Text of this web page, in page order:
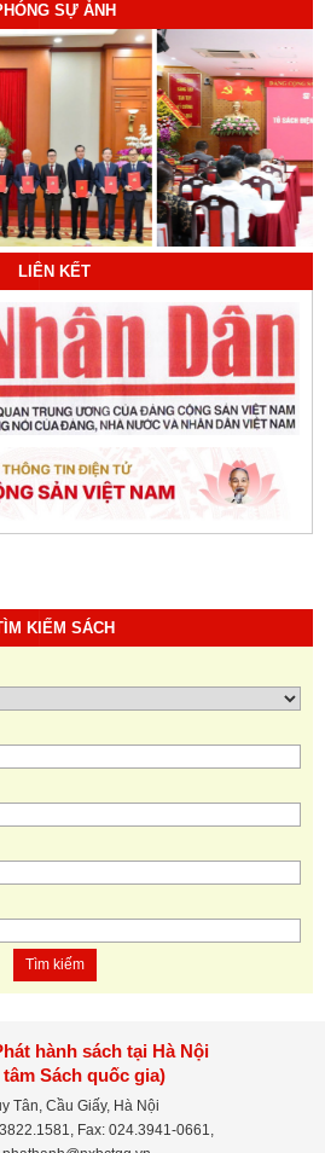
PGS.TS. Trần Quốc Tỏ (Chủ
Hồ Chí Minh: Dấu ấn lịch sử qua
ngữ Việt - Anh). Tác giả: Tập
trên biển - Bản hùng ca bất diệt
Tác giả: TS. Vũ Trọng Hùng
con đường: Hành trình dài của
2049 (Sách tham khảo).Tác
Robert J. Ross và Gavin G.
SỰ ẢNH
LIÊN KẾT
KIẾM SÁCH
Tìm kiếm
hành sách tại Hà Nội
Sách quốc gia)
Tân, Cầu Giấy, Hà Nội
Fax: 024.3941-0661,